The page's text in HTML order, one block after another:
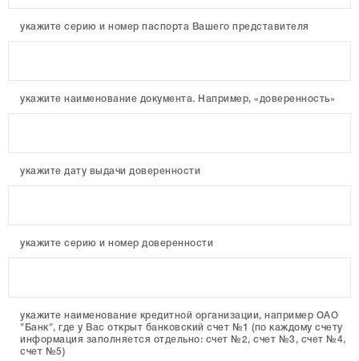
укажите серию и номер паспорта Вашего представителя
укажите наименование документа. Например, «доверенность»
укажите дату выдачи доверенности
укажите серию и номер доверенности
укажите наименование кредитной организации, например ОАО
"Банк", где у Вас открыт банковский счет №1 (по каждому счету
информация заполняется отдельно: счет №2, счет №3, счет №4,
счет №5)